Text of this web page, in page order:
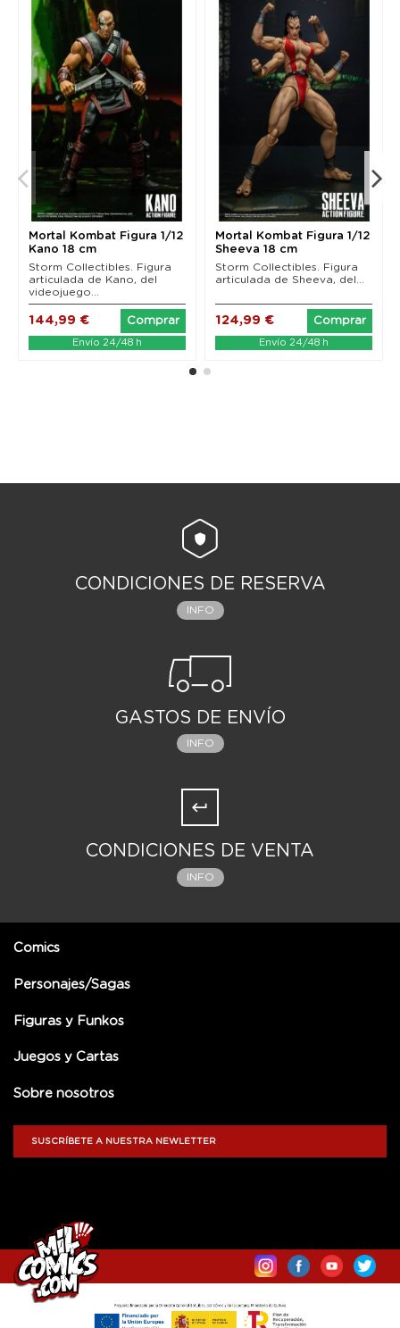
Mortal Kombat Figura 1/12
Kano 18 cm
Storm Collectibles. Figura
articulada de Kano, del
videojuego...
144,99 € Comprar
Envío 24/48 h
Mortal Kombat Figura 1/12
Sheeva 18 cm
Storm Collectibles. Figura
articulada de Sheeva, del...
124,99 € Comprar
Envío 24/48 h
CONDICIONES DE RESERVA
INFO
GASTOS DE ENVÍO
INFO
CONDICIONES DE VENTA
INFO
Comics
Personajes/Sagas
Figuras y Funkos
Juegos y Cartas
Sobre nosotros
SUSCRÍBETE A NUESTRA NEWLETTER